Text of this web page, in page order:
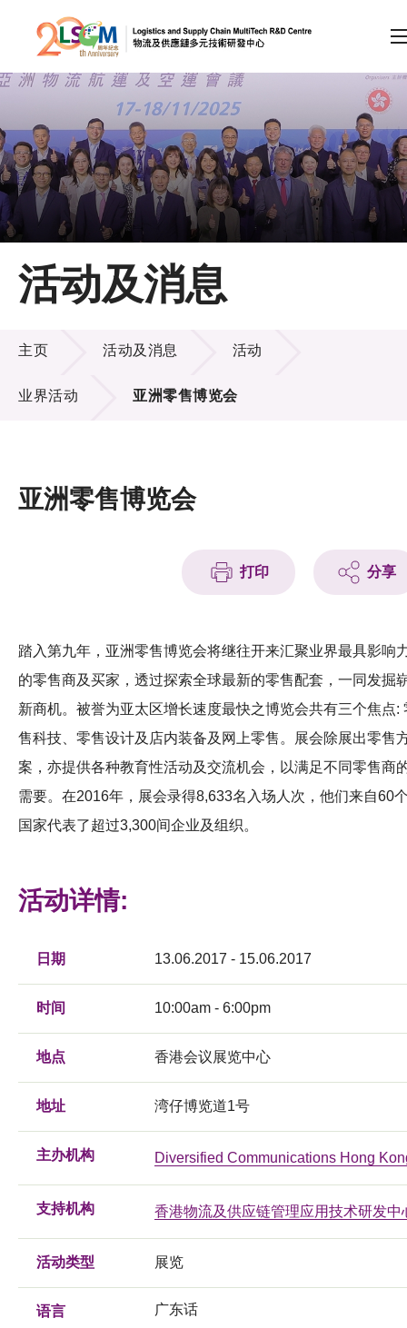
跳到内容（按回车键）
会员登录
A A EN 繁 简
主页
关于LSCM
技术商品化
项目及资助计划
活动及消息
奖项
科技分享
会籍
活动及消息
活动及消息
主页 活动及消息 活动
业界活动 亚洲零售博览会
亚洲零售博览会
打印 分享
踏入第九年，亚洲零售博览会将继往开来汇聚业界最具影响
的零售商及买家，透过探索全球最新的零售配套，一同发掘
新商机。被誉为亚太区增长速度最快之博览会共有三个焦点:
售科技、零售设计及店内装备及网上零售。展会除展出零售
案，亦提供各种教育性活动及交流机会，以满足不同零售商
需要。在2016年，展会录得8,633名入场人次，他们来自60
国家代表了超过3,300间企业及组织。
活动详情:
日期 13.06.2017 - 15.06.2017
时间 10:00am - 6:00pm
地点 香港会议展览中心
地址 湾仔博览道1号
主办机构 Diversified Communications Hong
支持机构 香港物流及供应链管理应用技术研发中
活动类型 展览
语言 广东话